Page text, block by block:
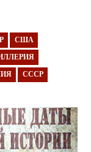
США
СССР